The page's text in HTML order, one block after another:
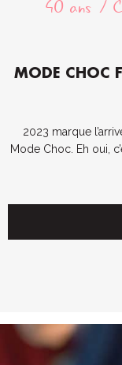
40 ans
MODE CHOC
2023 marque
Mode Choc. Eh oui,